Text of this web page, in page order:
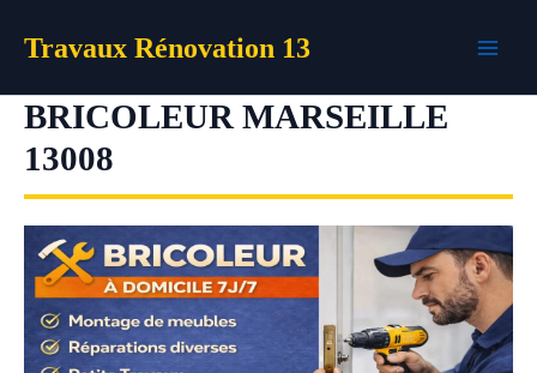
Travaux Rénovation 13
BRICOLEUR MARSEILLE
13008